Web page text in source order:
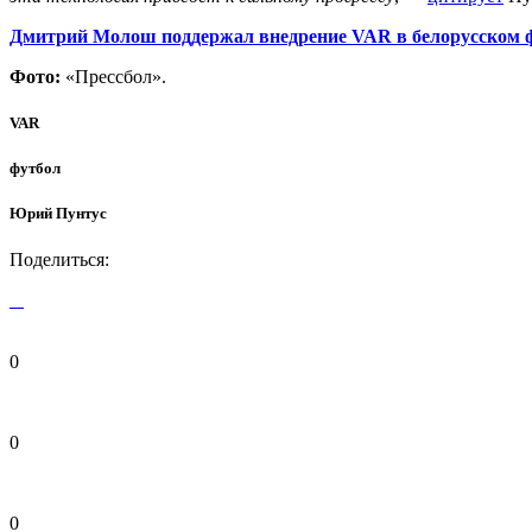
Дмитрий Молош поддержал внедрение VAR в белорусском
Фото: «Прессбол».
VAR
футбол
Юрий Пунтус
Поделиться:
0
0
0